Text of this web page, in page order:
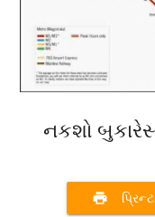
નકશો
print પ્રિન્ટ